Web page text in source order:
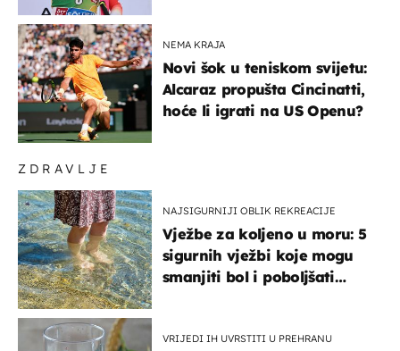
ZDRAVLJE
NAJSIGURNIJI OBLIK REKREACIJE
Vježbe za koljeno u moru: 5
sigurnih vježbi koje mogu
smanjiti bol i poboljšati
VRIJEDI IH UVRSTITI U PREHRANU
NEMA KRAJA
Novi šok u teniskom svijetu:
Alcaraz propušta Cincinatti,
hoće li igrati na US Openu?